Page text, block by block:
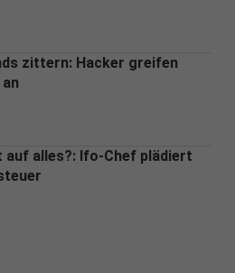
zittern: Hacker greifen
auf alles?: Ifo-Chef plädiert